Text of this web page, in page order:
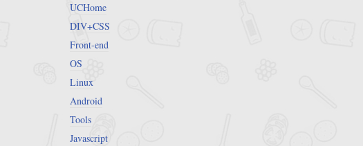
UCHome
DIV+CSS
Front-end
OS
Linux
Android
Tools
Javascript